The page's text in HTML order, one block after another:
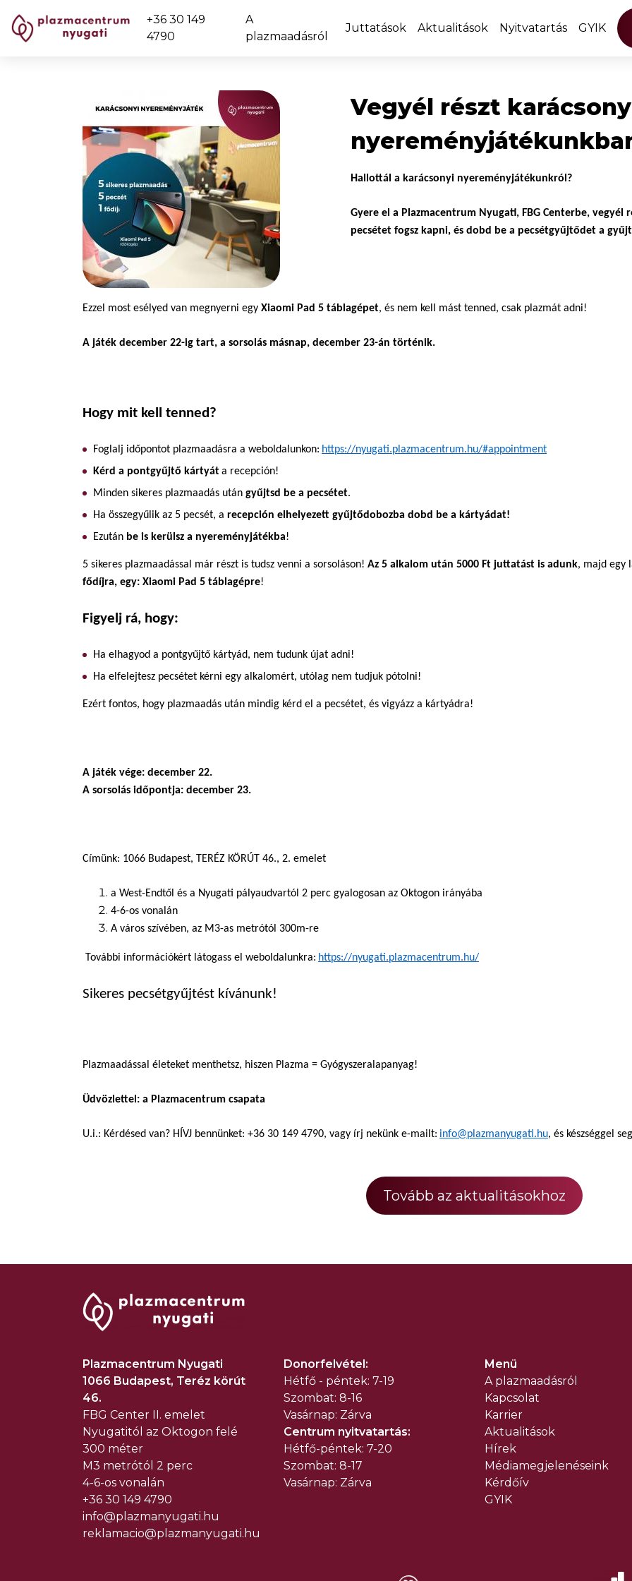
+36 30 149
4790
A
plazmaadásról
Juttatások Aktualitások Nyitvatartás GYIK
Vegyél részt
Hallottál a karácsonyi nyereményjátékunkról?
Gyere el a Plazmacentrum Nyugati, FBG Centerbe, vegyél
pecsétet fogsz kapni, és dobd be a pecsétgyűjtődet a
Ezzel most esélyed van megnyerni egy Xiaomi Pad 5 táblagépet, és nem kell mást tenned, csak plazmát adni!
A játék december 22-ig tart, a sorsolás másnap, december 23-án történik.
Hogy mit kell tenned?
Foglalj időpontot plazmaadásra a weboldalunkon: https://nyugati.plazmacentrum.hu/#appointment
Kérd a pontgyűjtő kártyáta recepción!
Minden sikeres plazmaadás után gyűjtsd be a pecsétet.
Ha összegyűlik az 5 pecsét, a recepción elhelyezett gyűjtődobozba dobd be a kártyádat!
Ezután be is kerülsz a nyereményjátékba!
5 sikeres plazmaadással már részt is tudsz venni a sorsoláson! Az 5 alkalom után 5000 Ft juttatást is adunk, majd egy
fődíjra, egy: Xiaomi Pad 5 táblagépre!
Figyelj rá, hogy:
Ha elhagyod a pontgyűjtő kártyád, nem tudunk újat adni!
Ha elfelejtesz pecsétet kérni egy alkalomért, utólag nem tudjuk pótolni!
Ezért fontos, hogy plazmaadás után mindig kérd el a pecsétet, és vigyázz a kártyádra!
A játék vége: december 22.
A sorsolás időpontja: december 23.
Címünk: 1066 Budapest, TERÉZ KÖRÚT 46., 2. emelet
a West-Endtől és a Nyugati pályaudvartól 2 perc gyalogosan az Oktogon irányába
4-6-os vonalán
A város szívében, az M3-as metrótól 300m-re
További információkért látogass el weboldalunkra: https://nyugati.plazmacentrum.hu/
Sikeres pecsétgyűjtést kívánunk!
Plazmaadással életeket menthetsz, hiszen Plazma = Gyógyszeralapanyag!
Üdvözlettel: a Plazmacentrum csapata
U.i.: Kérdésed van? HÍVJ bennünket: +36 30 149 4790, vagy írj nekünk e-mailt: info@plazmanyugati.hu, és készséggel
Tovább az aktualitásokhoz
Plazmacentrum Nyugati
1066 Budapest, Teréz körút
46.
FBG Center II. emelet
Nyugatitól az Oktogon felé
300 méter
M3 metrótól 2 perc
4-6-os vonalán
+36 30 149 4790
info@plazmanyugati.hu
reklamacio@plazmanyugati.hu
Donorfelvétel:
Hétfő - péntek: 7-19
Szombat: 8-16
Vasárnap: Zárva
Centrum nyitvatartás:
Hétfő-péntek: 7-20
Szombat: 8-17
Vasárnap: Zárva
Menü
A plazmaadásról
Kapcsolat
Karrier
Aktualitások
Hírek
Médiamegjelenéseink
Kérdőív
GYIK